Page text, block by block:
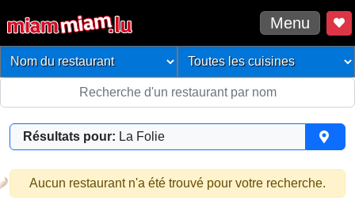
Menu
Résultats pour: La Folie
Aucun restaurant n'a été trouvé pour votre recherche.